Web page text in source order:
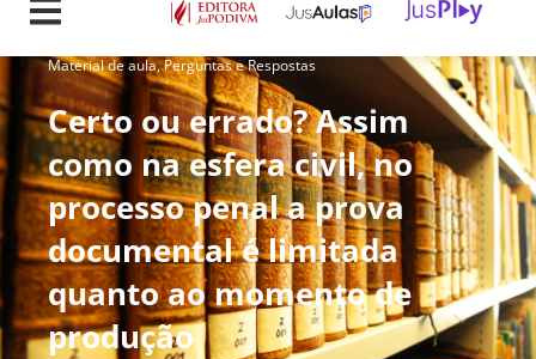
Material de aula,Perguntas e Respostas
Certo ou errado? Assim
como na esfera civil, no
processo penal a prova
documental é limitada
quanto ao momento de
produção